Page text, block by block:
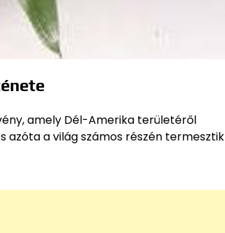
amely Dél-Amerika területéről
azóta a világ számos részén termesztik